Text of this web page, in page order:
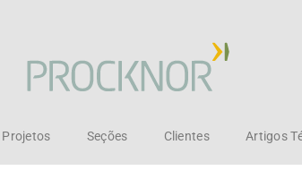
Projetos Seções Clientes Artigos